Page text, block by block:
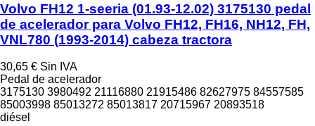
Volvo FH12 1-seeria (01.93-12.02) 3175130 pedal
de acelerador para Volvo FH12, FH16, NH12, FH,
VNL780 (1993-2014) cabeza tractora
30,65 € Sin IVA
Pedal de acelerador
3175130 3980492 21116880 21915486 82627975 84557585
85003998 85013272 85013817 20715967 20893518
diésel